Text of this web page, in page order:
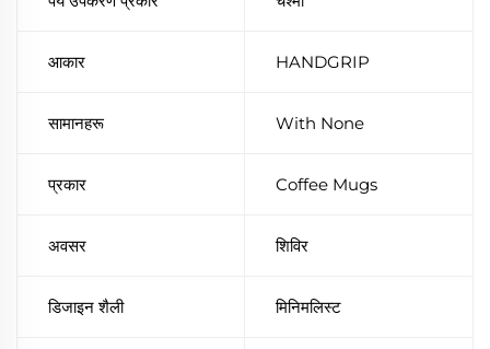
आकार HANDGRIP
सामानहरू With None
प्रकार Coffee Mugs
अवसर शिविर
डिजाइन शैली मिनिमलिस्ट